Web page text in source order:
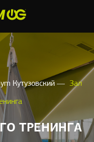
Кутузовский Зал
ТРЕНИНГА